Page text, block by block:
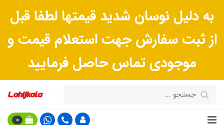
به دلیل نوسان شدید قیمتها لطفا قبل
از ثبت سفارش جهت استعلام قیمت و
موجودی تماس حاصل فرمایید
0